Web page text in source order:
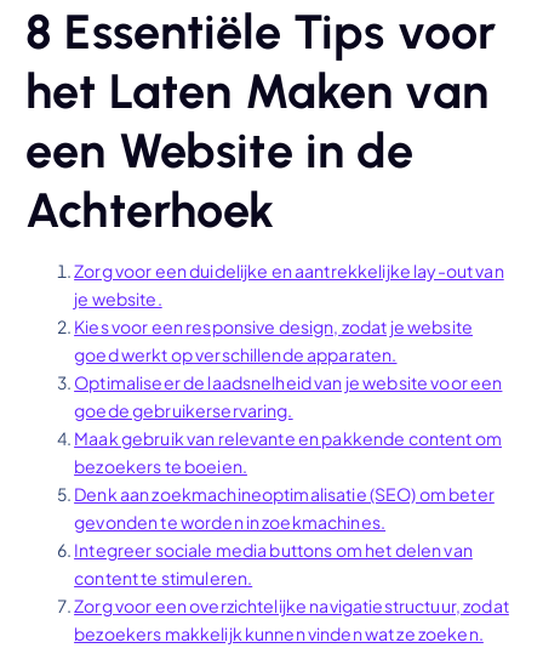
8 Essentiële Tips voor
het Laten Maken van
een Website in de
Achterhoek
Zorg voor een duidelijke en aantrekkelijke lay-out van
je website.
Kies voor een responsive design, zodat je website
goed werkt op verschillende apparaten.
Optimaliseer de laadsnelheid van je website voor een
goede gebruikerservaring.
Maak gebruik van relevante en pakkende content om
bezoekers te boeien.
Denk aan zoekmachineoptimalisatie (SEO) om beter
gevonden te worden in zoekmachines.
Integreer sociale media buttons om het delen van
content te stimuleren.
Zorg voor een overzichtelijke navigatiestructuur, zodat
bezoekers makkelijk kunnen vinden wat ze zoeken.